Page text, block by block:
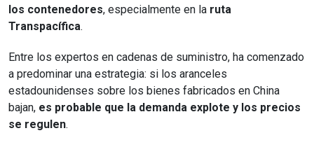
los contenedores, especialmente en la ruta
Transpacífica.
Entre los expertos en cadenas de suministro, ha comenzado
a predominar una estrategia: si los aranceles
estadounidenses sobre los bienes fabricados en China
bajan, es probable que la demanda explote y los precios
se regulen.